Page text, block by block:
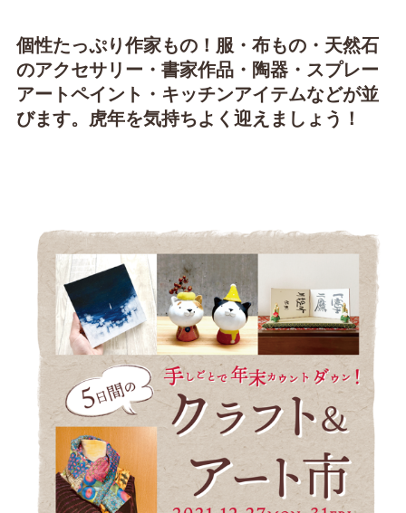
個性たっぷり作家もの！服・布もの・天然石
のアクセサリー・書家作品・陶器・スプレー
アートペイント・キッチンアイテムなどが並
びます。虎年を気持ちよく迎えましょう！